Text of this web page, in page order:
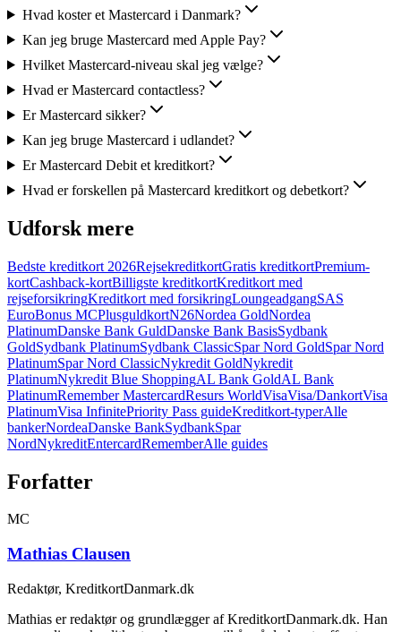
Hvad koster et Mastercard i Danmark?
Kan jeg bruge Mastercard med Apple Pay?
Hvilket Mastercard-niveau skal jeg vælge?
Hvad er Mastercard contactless?
Er Mastercard sikker?
Kan jeg bruge Mastercard i udlandet?
Er Mastercard Debit et kreditkort?
Hvad er forskellen på Mastercard kreditkort og debetkort?
Udforsk mere
Bedste kreditkort 2026RejsekreditkortGratis kreditkortPremium-
kortCashback-kortBilligste kreditkortKreditkort med
rejseforsikringKreditkort med forsikringLoungeadgangSAS
EuroBonus MCPlusguldkortN26Nordea GoldNordea
PlatinumDanske Bank GuldDanske Bank BasisSydbank
GoldSydbank PlatinumSydbank ClassicSpar Nord GoldSpar Nord
PlatinumSpar Nord ClassicNykredit GoldNykredit
PlatinumNykredit Blue ShoppingAL Bank GoldAL Bank
PlatinumRemember MastercardResurs WorldVisaVisa/DankortVisa
PlatinumVisa InfinitePriority Pass guideKreditkort-typerAlle
bankerNordeaDanske BankSydbankSpar
NordNykreditEntercardRememberAlle guides
Forfatter
MC
Mathias Clausen
Redaktør, KreditkortDanmark.dk
Mathias er redaktør og grundlægger af KreditkortDanmark.dk. Han